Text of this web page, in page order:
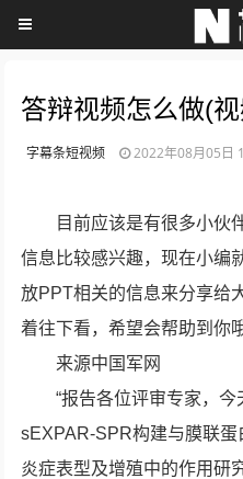
答辩视频怎么做(
字幕条短视频 2022年08月05日
目前应该是有很多小伙
信息比较感兴趣，现在小编
放PPT相关的信息来分享给
着往下看，希望会帮助到你
来源中国军网
“报告各位评审专家，
sEXPAR-SPR构建与膜联
炎症表型及增殖中的作用研